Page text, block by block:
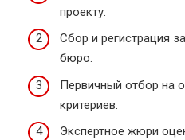
проекту.
Сбор и регистрация
бюро.
Первичный отбор на
критериев.
Экспертное жюри